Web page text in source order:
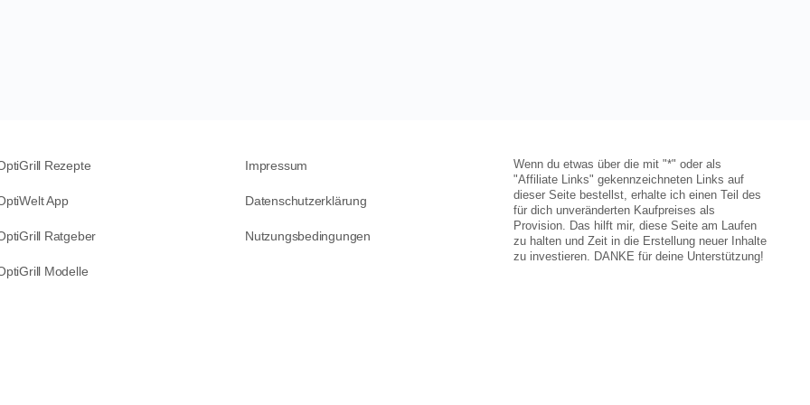
Rezepte
App
Ratgeber
Modelle
Impressum
Datenschutzerklärung
Nutzungsbedingungen
Wenn du etwas über die mit "*" oder als
"Affiliate Links" gekennzeichneten Links auf
dieser Seite bestellst, erhalte ich einen Teil des
für dich unveränderten Kaufpreises als
Provision. Das hilft mir, diese Seite am Laufen
zu halten und Zeit in die Erstellung neuer Inhalte
zu investieren. DANKE für deine Unterstützung!